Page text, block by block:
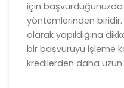
için başvurduğunuzda
yöntemlerinden
olarak yapıldığına
bir başvuruyu işleme
kredilerden daha uzun